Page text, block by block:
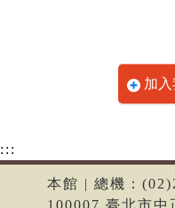
加
:::
本館 | 總機：